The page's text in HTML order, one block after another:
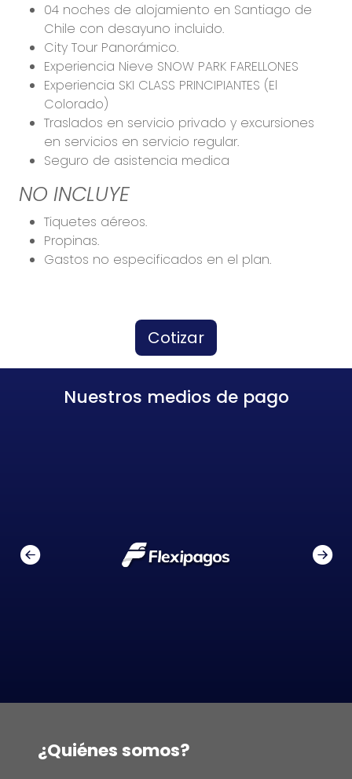
04 noches de alojamiento en Santiago de
Chile con desayuno incluido.
City Tour Panorámico.
Experiencia Nieve SNOW PARK FARELLONES
Experiencia SKI CLASS PRINCIPIANTES (El
Colorado)
Traslados en servicio privado y excursiones
en servicios en servicio regular.
Seguro de asistencia medica
NO INCLUYE
Tiquetes aéreos.
Propinas.
Gastos no especificados en el plan.
Cotizar
Nuestros medios de pago
¿Quiénes somos?